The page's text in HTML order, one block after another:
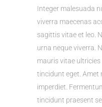
Integer malesuada
viverra maecenas
sagittis vitae et leo.
urna neque viverra.
mauris vitae ultricies
tincidunt eget. Amet
imperdiet.
tincidunt praesent